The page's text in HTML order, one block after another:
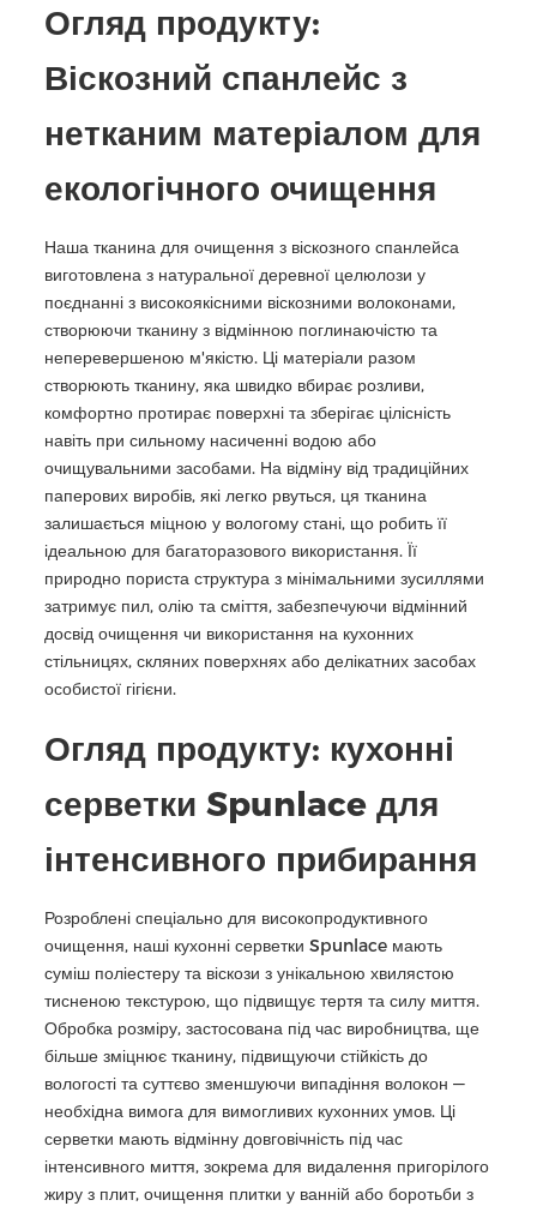
Огляд продукту:
Віскозний спанлейс з
нетканим матеріалом для
екологічного очищення
Наша тканина для очищення з віскозного спанлейса
виготовлена з натуральної деревної целюлози у
поєднанні з високоякісними віскозними волоконами,
створюючи тканину з відмінною поглинаючістю та
неперевершеною м'якістю. Ці матеріали разом
створюють тканину, яка швидко вбирає розливи,
комфортно протирає поверхні та зберігає цілісність
навіть при сильному насиченні водою або
очищувальними засобами. На відміну від традиційних
паперових виробів, які легко рвуться, ця тканина
залишається міцною у вологому стані, що робить її
ідеальною для багаторазового використання. Її
природно пориста структура з мінімальними зусиллями
затримує пил, олію та сміття, забезпечуючи відмінний
досвід очищення чи використання на кухонних
стільницях, скляних поверхнях або делікатних засобах
особистої гігієни.
Огляд продукту: кухонні
серветки Spunlace для
інтенсивного прибирання
Розроблені спеціально для високопродуктивного
очищення, наші кухонні серветки Spunlace мають
суміш поліестеру та віскози з унікальною хвилястою
тисненою текстурою, що підвищує тертя та силу миття.
Обробка розміру, застосована під час виробництва, ще
більше зміцнює тканину, підвищуючи стійкість до
вологості та суттєво зменшуючи випадіння волокон —
необхідна вимога для вимогливих кухонних умов. Ці
серветки мають відмінну довговічність під час
інтенсивного миття, зокрема для видалення пригорілого
жиру з плит, очищення плитки у ванній або боротьби з